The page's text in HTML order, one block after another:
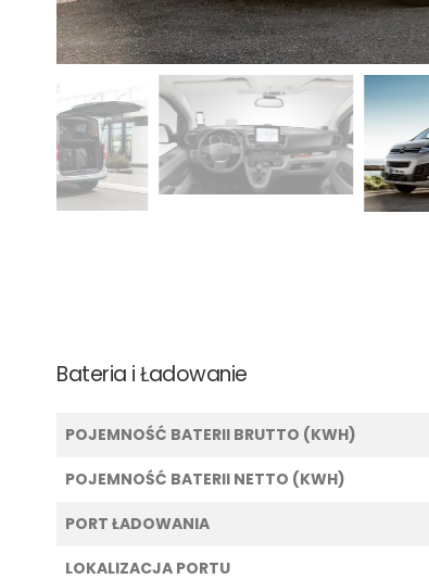
Bateria i Ładowanie
POJEMNOŚĆ BATERII BRUTTO (KWH)
POJEMNOŚĆ BATERII NETTO (KWH)
PORT ŁADOWANIA
LOKALIZACJA PORTU